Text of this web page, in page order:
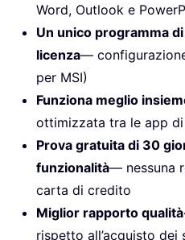
Word, Outlook e
Un unico programma
licenza—
per MSI)
Funziona meglio
ottimizzata tra le app
Prova gratuita di 30
funzionalità— nessuna
carta di credito
Miglior rapporto
rispetto all’acquisto